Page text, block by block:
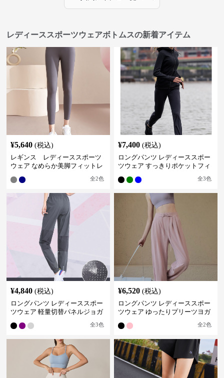
レディーススポーツウェアボトムスの新着アイテム
¥5,640 (税込)
レギンス レディーススポーツ
ウェア なめらか美脚フィットレ
全2色
¥7,400 (税込)
ロングパンツ レディーススポー
ツウェア すっきりポケットフィ
全3色
¥4,840 (税込)
ロングパンツ レディーススポー
ツウェア 軽量切替パネルジョガ
全3色
¥6,520 (税込)
ロングパンツ レディーススポー
ツウェア ゆったりプリーツヨガ
全2色